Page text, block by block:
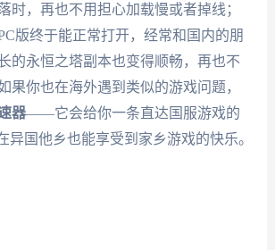
时，再也不用担心加载慢或者掉线；
版终于能正常打开，经常和国内的朋
的永恒之塔副本也变得顺畅，再也不
果你也在海外遇到类似的游戏问题，
器——它会给你一条直达国服游戏的
异国他乡也能享受到家乡游戏的快乐。